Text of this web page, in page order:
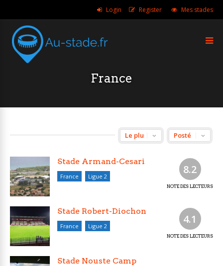
Login Register Mes stades
France
8.2
NOTE DES LECTEURS
Stade Armand-Cesari
France Ligue 2
4.1
NOTE DES LECTEURS
Stade Robert-Diochon
France Ligue 2
Stade Nouste Camp